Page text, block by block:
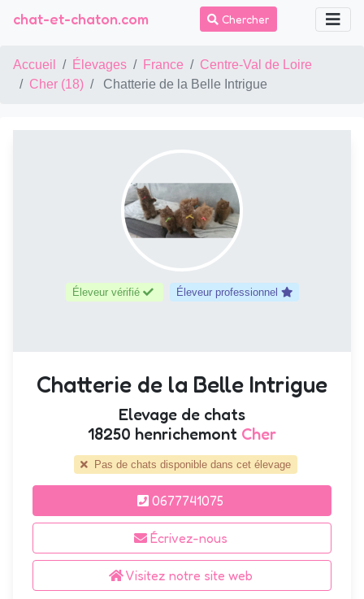
chat-et-chaton.com Chercher
Accueil Élevages France
Centre-Val de Loire
Cher (18)
Chatterie de la Belle Intrigue
Éleveur vérifié Éleveur professionnel
Chatterie de la Belle Intrigue
Elevage de chats
18250 henrichemont Cher
Pas de chats disponible dans cet élevage
0677741075
Écrivez-nous
Visitez notre site web